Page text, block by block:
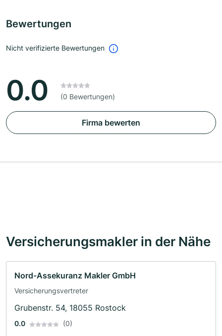
Bewertungen
Nicht verifizierte Bewertungen
0.0 (0 Bewertungen)
Firma bewerten
Versicherungsmakler in der Nähe
Nord-Assekuranz Makler GmbH
Versicherungsvertreter
Grubenstr. 54, 18055 Rostock
0.0 (0)